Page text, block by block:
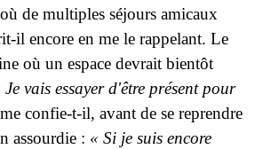
de multiples séjours amicaux
il encore en me le rappelant. Le
où un espace devrait bientôt
Je vais essayer d'être présent pour
confie-t-il, avant de se reprendre
assourdie : « Si je suis encore